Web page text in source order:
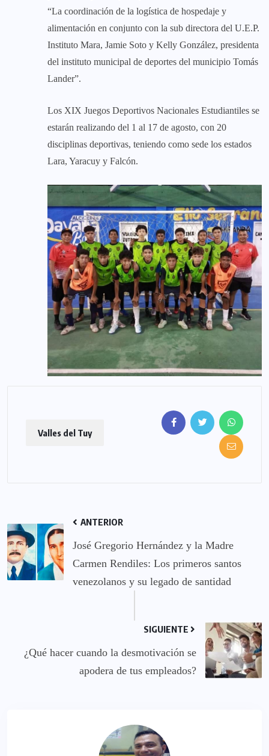
“La coordinación de la logística de hospedaje y
alimentación en conjunto con la sub directora del U.E.P.
Instituto Mara, Jamie Soto y Kelly González, presidenta
del instituto municipal de deportes del municipio Tomás
Lander”.
Los XIX Juegos Deportivos Nacionales Estudiantiles se
estarán realizando del 1 al 17 de agosto, con 20
disciplinas deportivas, teniendo como sede los estados
Lara, Yaracuy y Falcón.
Valles del Tuy
ANTERIOR
José Gregorio Hernández y la Madre
Carmen Rendiles: Los primeros santos
venezolanos y su legado de santidad
SIGUIENTE
¿Qué hacer cuando la desmotivación se
apodera de tus empleados?